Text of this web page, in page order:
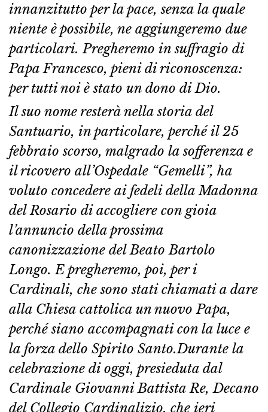
innanzitutto per la pace, senza la quale
niente è possibile, ne aggiungeremo due
particolari. Pregheremo in suffragio di
Papa Francesco, pieni di riconoscenza:
per tutti noi è stato un dono di Dio.
Il suo nome resterà nella storia del
Santuario, in particolare, perché il 25
febbraio scorso, malgrado la sofferenza e
il ricovero all’Ospedale “Gemelli”, ha
voluto concedere ai fedeli della Madonna
del Rosario di accogliere con gioia
l’annuncio della prossima
canonizzazione del Beato Bartolo
Longo. E pregheremo, poi, per i
Cardinali, che sono stati chiamati a dare
alla Chiesa cattolica un nuovo Papa,
perché siano accompagnati con la luce e
la forza dello Spirito Santo.Durante la
celebrazione di oggi, presieduta dal
Cardinale Giovanni Battista Re, Decano
del Collegio Cardinalizio, che ieri